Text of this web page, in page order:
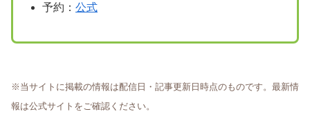
予約： 公式
※当サイトに掲載の情報は配信日・記事更新日時点のものです。最新情
報は公式サイトをご確認ください。